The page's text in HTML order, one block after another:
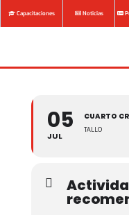
Capacitaciones Noticias
05
JUL
CUARTO
TALLO